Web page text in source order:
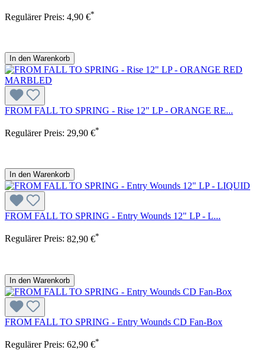
Regulärer Preis: 4,90 €*
In den Warenkorb
FROM FALL TO SPRING - Rise 12" LP - ORANGE RE...
Regulärer Preis: 29,90 €*
In den Warenkorb
FROM FALL TO SPRING - Entry Wounds 12" LP - L...
Regulärer Preis: 82,90 €*
In den Warenkorb
FROM FALL TO SPRING - Entry Wounds CD Fan-Box
Regulärer Preis: 62,90 €*